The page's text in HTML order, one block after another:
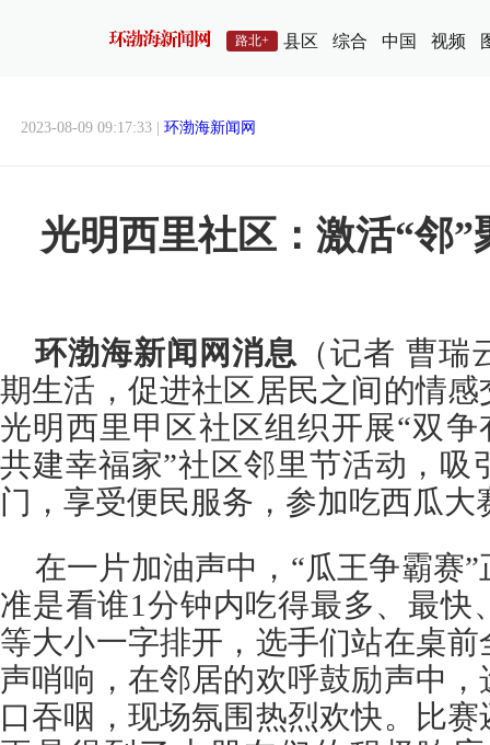
路北+ 县区 综合 中国 视频
2023-08-09 09:17:33 | 环渤海新闻网
光明西里社区：激活“邻”
环渤海新闻网消息 （记者 曹
期生活，促进社区居民之间的情
光明西里甲区社区组织开展“双
共建幸福家”社区邻里节活动，吸
门，享受便民服务，参加吃西瓜大
在一片加油声中，“瓜王争霸赛
准是看谁1分钟内吃得最多、最快
等大小一字排开，选手们站在桌
声哨响，在邻居的欢呼鼓励声中
口吞咽，现场氛围热烈欢快。比